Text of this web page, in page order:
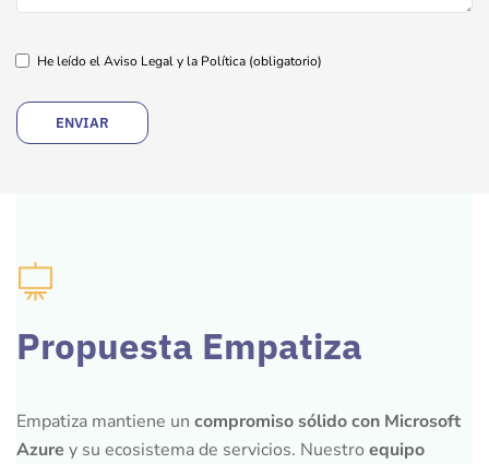
He leído el Aviso Legal y la Política (obligatorio)
Propuesta Empatiza
Empatiza mantiene un compromiso sólido con Microsoft
Azure y su ecosistema de servicios. Nuestro equipo